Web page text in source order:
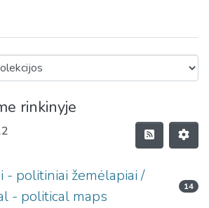
rinkinyje
- politiniai žemėlapiai /
- political maps
14